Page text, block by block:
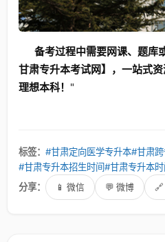
备考过程中需要网课、题库
甘肃专升本考试网】，一站式
理想本科！ "
标签： #甘肃定向医学专升本#甘肃
#甘肃专升本招生时间#甘肃专升本时
分享：
📱 微信 💬 微博